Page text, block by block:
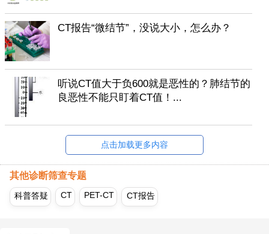
CT报告“微结节”，没说大小，怎么办？
听说CT值大于负600就是恶性的？肺结节的
良恶性不能只盯着CT值！...
点击加载更多内容
其他诊断筛查专题
科普答疑 CT PET-CT CT报告